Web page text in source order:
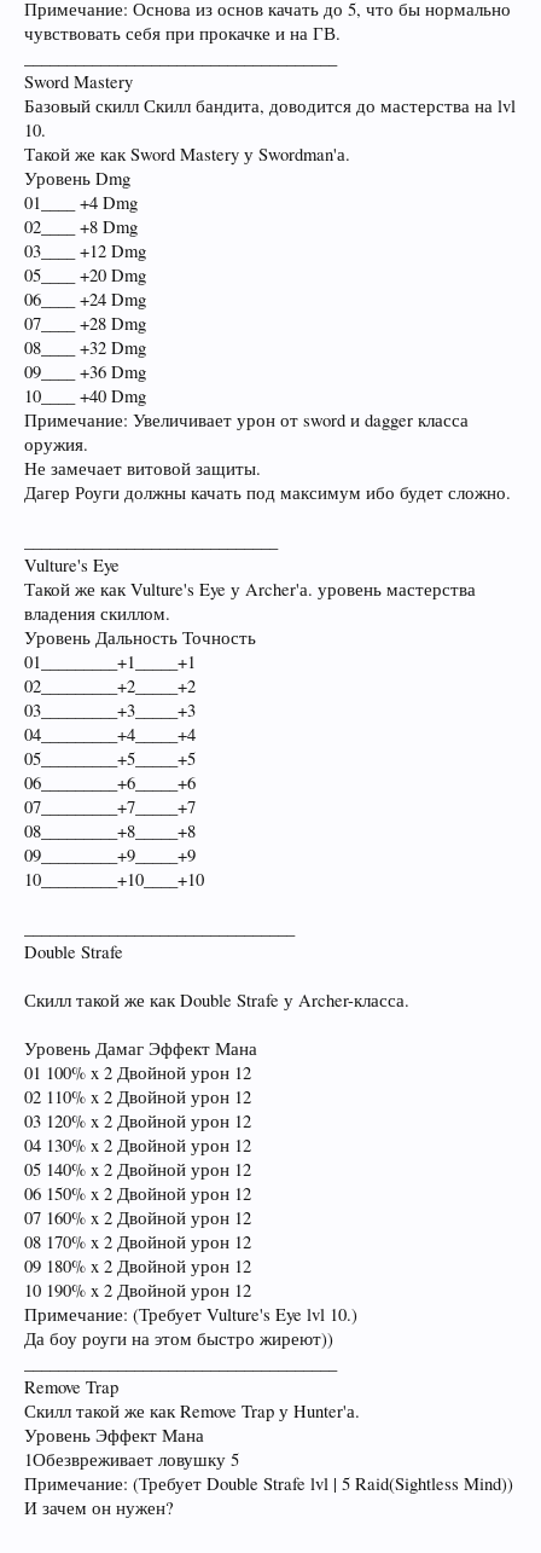
Примечание: Основа из основ качать до 5, что бы нормально
чувствовать себя при прокачке и на ГВ.
Sword Mastery
Базовый скилл Скилл бандита, доводится до мастерства на lvl
10.
Такой же как Sword Mastery у Swordman'а.
Уровень Dmg
01____ +4 Dmg
02____ +8 Dmg
03____ +12 Dmg
05____ +20 Dmg
06____ +24 Dmg
07____ +28 Dmg
08____ +32 Dmg
09____ +36 Dmg
10____ +40 Dmg
Примечание: Увеличивает урон от sword и dagger класса
оружия.
Не замечает витовой защиты.
Дагер Роуги должны качать под максимум ибо будет сложно.
Vulture's Eye
Такой же как Vulture's Eye у Archer'а. уровень мастерства
владения скиллом.
Уровень Дальность Точность
01_________+1_____+1
02_________+2_____+2
03_________+3_____+3
04_________+4_____+4
05_________+5_____+5
06_________+6_____+6
07_________+7_____+7
08_________+8_____+8
09_________+9_____+9
10_________+10____+10
Double Strafe
Скилл такой же как Double Strafe у Archer-класса.
Уровень Дамаг Эффект Мана
01 100% x 2 Двойной урон 12
02 110% x 2 Двойной урон 12
03 120% x 2 Двойной урон 12
04 130% x 2 Двойной урон 12
05 140% x 2 Двойной урон 12
06 150% x 2 Двойной урон 12
07 160% x 2 Двойной урон 12
08 170% x 2 Двойной урон 12
09 180% x 2 Двойной урон 12
10 190% x 2 Двойной урон 12
Примечание: (Требует Vulture's Eye lvl 10.)
Да боу роуги на этом быстро жиреют))
Remove Trap
Скилл такой же как Remove Trap у Hunter'а.
Уровень Эффект Мана
1Обезвреживает ловушку 5
Примечание: (Требует Double Strafe lvl | 5 Raid(Sightless Mind))
И зачем он нужен?